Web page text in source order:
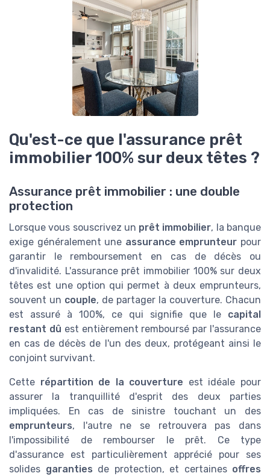
Qu'est-ce que l'assurance prêt
immobilier 100% sur deux têtes ?
Assurance prêt immobilier : une double
protection
Lorsque vous souscrivez un prêt immobilier, la banque
exige généralement une assurance emprunteur pour
garantir le remboursement en cas de décès ou
d'invalidité. L'assurance prêt immobilier 100% sur deux
têtes est une option qui permet à deux emprunteurs,
souvent un couple, de partager la couverture. Chacun
est assuré à 100%, ce qui signifie que le capital
restant dû est entièrement remboursé par l'assurance
en cas de décès de l'un des deux, protégeant ainsi le
conjoint survivant.
Cette répartition de la couverture est idéale pour
assurer la tranquillité d'esprit des deux parties
impliquées. En cas de sinistre touchant un des
emprunteurs, l'autre ne se retrouvera pas dans
l'impossibilité de rembourser le prêt. Ce type
d'assurance est particulièrement apprécié pour ses
solides garanties de protection, et certaines offres